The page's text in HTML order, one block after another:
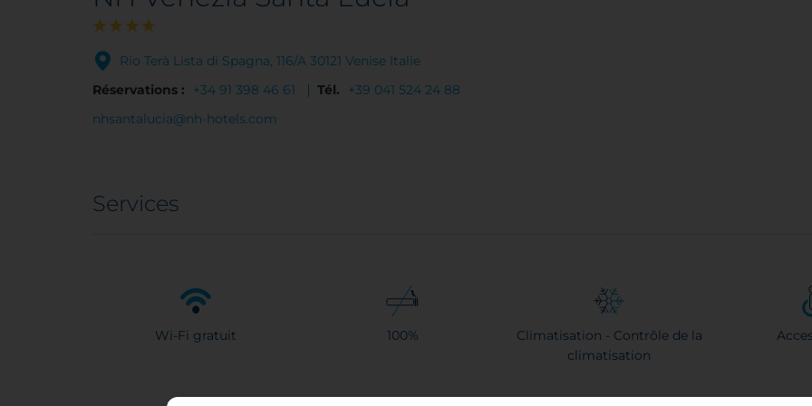
Rio Terà Lista di Spagna, 116/A 30121 Venise Italie
Réservations :
+34 91 398 46 61 Tél.
+39 041 524 24 88
nhsantalucia@nh-hotels.com
Services
Wi-Fi gratuit 100%
Climatisation - Contrôle de la
climatisation